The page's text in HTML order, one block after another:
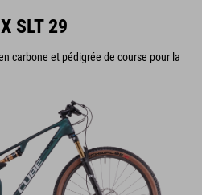
SLT 29
carbone et pédigrée de course pour la